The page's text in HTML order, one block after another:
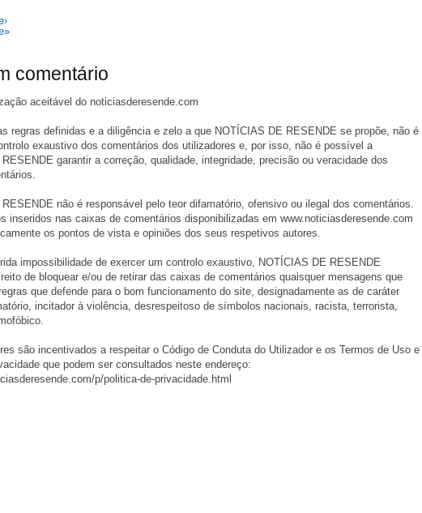
comentário
aceitável do noticiasderesende.com
regras definidas e a diligência e zelo a que NOTÍCIAS DE RESENDE se propõe, não é
exaustivo dos comentários dos utilizadores e, por isso, não é possível a
garantir a correção, qualidade, integridade, precisão ou veracidade dos
não é responsável pelo teor difamatório, ofensivo ou ilegal dos comentários.
inseridos nas caixas de comentários disponibilizadas em www.noticiasderesende.com
os pontos de vista e opiniões dos seus respetivos autores.
impossibilidade de exercer um controlo exaustivo, NOTÍCIAS DE RESENDE
de bloquear e/ou de retirar das caixas de comentários quaisquer mensagens que
que defende para o bom funcionamento do site, designadamente as de caráter
incitador à violência, desrespeitoso de símbolos nacionais, racista, terrorista,
são incentivados a respeitar o Código de Conduta do Utilizador e os Termos de Uso e
que podem ser consultados neste endereço:
p/politica-de-privacidade.html